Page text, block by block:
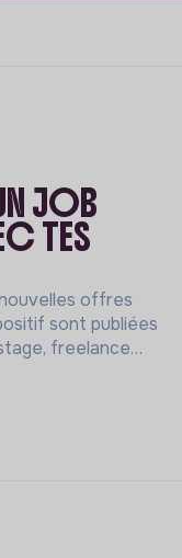
JOB
TES
offres
sont publiées
freelance…